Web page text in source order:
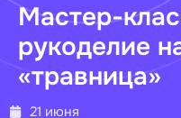
Мастер-
рукоделие
«травница»
21 июня